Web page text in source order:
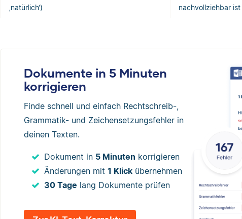
‚natürlich‘)
nachvollziehbar ist
Dokumente in 5 Minuten
korrigieren
Finde schnell und einfach Rechtschreib-,
Grammatik- und Zeichensetzungsfehler in
deinen Texten.
Dokument in 5 Minuten korrigieren
Änderungen mit 1 Klick übernehmen
30 Tage lang Dokumente prüfen